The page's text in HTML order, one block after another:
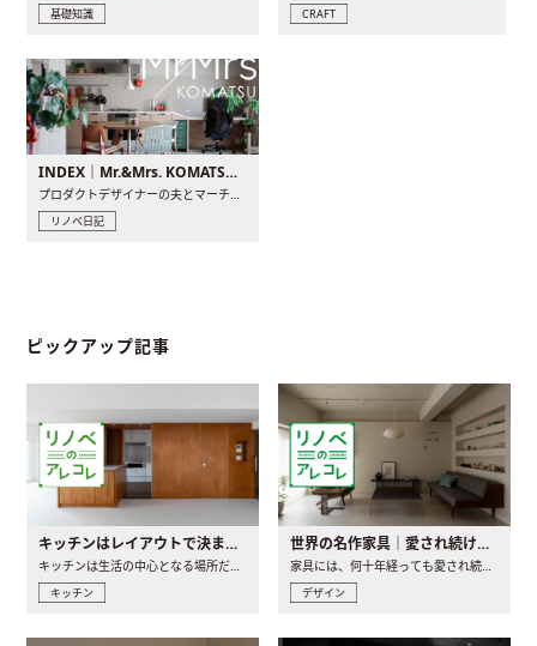
基礎知識 CRAFT
INDEX｜Mr.&Mrs. KOMATSU renovation diary
リノベ日記
ピックアップ記事
キッチンはレイアウトで決まる。後悔しないための考え方と選び方
キッチンは生活の中心となる場所だからこそ、家の中のどこに置..
キッチン
世界の名作家具｜愛され続ける理由と一生モノとの出会い方
家具には、何十年経っても愛され続ける「名作」と呼ばれるもの..
デザイン